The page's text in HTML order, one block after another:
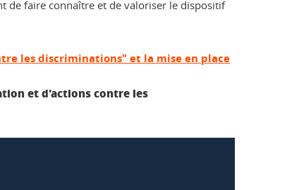
de faire connaître et de valoriser le dispositif
les discriminations" et la mise en place
et d'actions contre les